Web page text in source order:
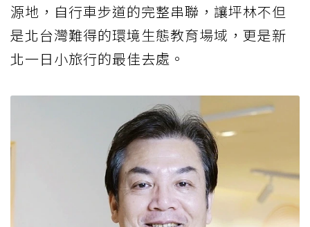
源地，自行車步道的完整串聯，讓坪林不但
是北台灣難得的環境生態教育場域，更是新
北一日小旅行的最佳去處。